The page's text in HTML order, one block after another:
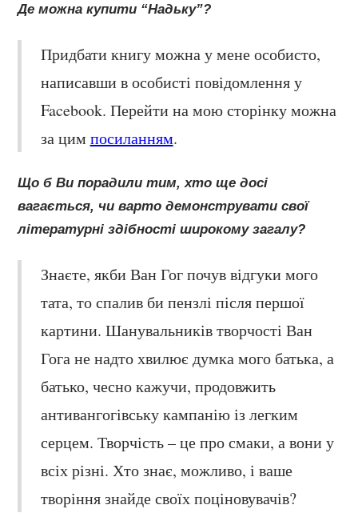
Де можна купити “Надьку”?
Придбати книгу можна у мене особисто,
написавши в особисті повідомлення у
Facebook. Перейти на мою сторінку можна
за цим посиланням.
Що б Ви порадили тим, хто ще досі
вагається, чи варто демонструвати свої
літературні здібності широкому загалу?
Знаєте, якби Ван Гог почув відгуки мого
тата, то спалив би пензлі після першої
картини. Шанувальників творчості Ван
Гога не надто хвилює думка мого батька, а
батько, чесно кажучи, продовжить
антивангогівську кампанію із легким
серцем. Творчість – це про смаки, а вони у
всіх різні. Хто знає, можливо, і ваше
творіння знайде своїх поціновувачів?